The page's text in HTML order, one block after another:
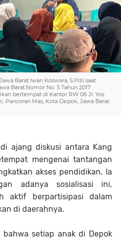
Barat Iwan Koswara, S.Pd.I saat
Barat.Nomor No. 5 Tahun 2017
bertempat di Kantor RW 06 Jl. Yos
Pancoran Mas, Kota Depok, Jawa Barat
ajang diskusi antara Kang
mengenai tantangan
akses pendidikan. Ia
adanya sosialisasi ini,
aktif berpartisipasi dalam
di daerahnya.
bahwa setiap anak di Depok